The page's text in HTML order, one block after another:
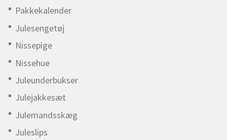
Pakkekalender
Julesengetøj
Nissepige
Nissehue
Juleunderbukser
Julejakkesæt
Julemandsskæg
Juleslips